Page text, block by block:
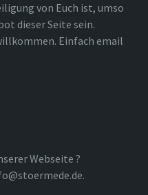
von Euch ist, umso
dieser Seite sein.
Einfach email
Webseite ?